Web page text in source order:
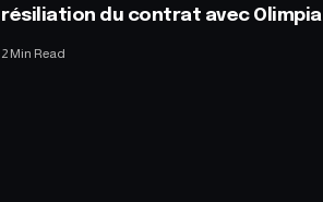
résiliation du contrat avec Olimpia
2 Min Read